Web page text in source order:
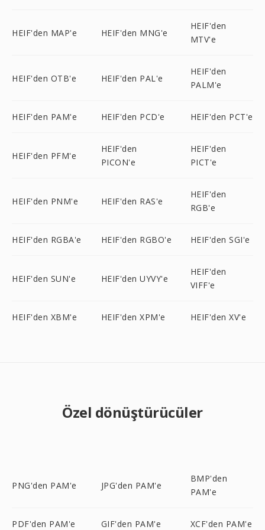
HEIF'den MAP'e HEIF'den MNG'e
HEIF'den
MTV'e
HEIF'den OTB'e HEIF'den PAL'e
HEIF'den
PALM'e
HEIF'den PAM'e HEIF'den PCD'e HEIF'den PCT'e
HEIF'den PFM'e
HEIF'den
PICON'e
HEIF'den
PICT'e
HEIF'den PNM'e HEIF'den RAS'e
HEIF'den
RGB'e
HEIF'den RGBA'e HEIF'den RGBO'e HEIF'den SGI'e
HEIF'den SUN'e HEIF'den UYVY'e
HEIF'den
VIFF'e
HEIF'den XBM'e HEIF'den XPM'e HEIF'den XV'e
Özel dönüştürücüler
PNG'den PAM'e JPG'den PAM'e
BMP'den
PAM'e
PDF'den PAM'e GIF'den PAM'e XCF'den PAM'e